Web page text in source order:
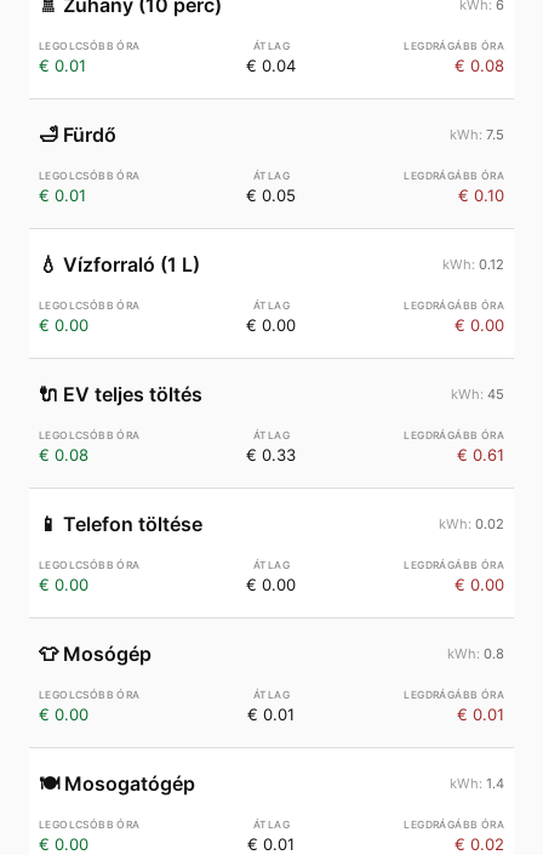
🚿 Zuhany (10 perc) 6
€ 0.01 € 0.04 € 0.08
🛁 Fürdő 7.5
€ 0.01 € 0.05 € 0.10
💧 Vízforraló (1 L) 0.12
€ 0.00 € 0.00 € 0.00
🔌 EV teljes töltés 45
€ 0.08 € 0.33 € 0.61
📱 Telefon töltése 0.02
€ 0.00 € 0.00 € 0.00
👕 Mosógép 0.8
€ 0.00 € 0.01 € 0.01
🍽️ Mosogatógép 1.4
€ 0.00 € 0.01 € 0.02